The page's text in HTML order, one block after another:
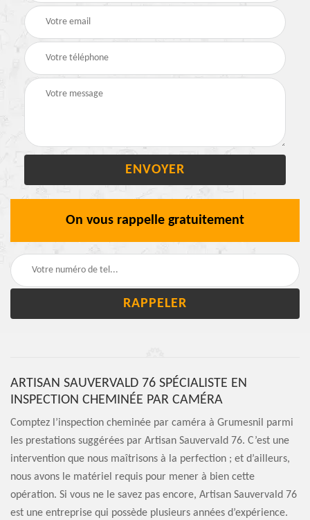
On vous rappelle gratuitement
ARTISAN SAUVERVALD 76 SPÉCIALISTE EN
INSPECTION CHEMINÉE PAR CAMÉRA
Comptez l’inspection cheminée par caméra à Grumesnil parmi
les prestations suggérées par Artisan Sauvervald 76. C’est une
intervention que nous maîtrisons à la perfection ; et d’ailleurs,
nous avons le matériel requis pour mener à bien cette
opération. Si vous ne le savez pas encore, Artisan Sauvervald 76
est une entreprise qui possède plusieurs années d’expérience.